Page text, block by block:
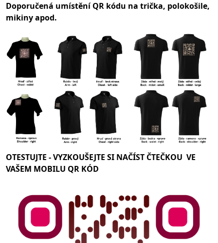
Doporučená umístění QR kódu na trička, polokošile,
mikiny apod.
OTESTUJTE -VYZKOUŠEJTE SI NAČÍST ČTEČKOU VE
VAŠEM MOBILU QR KÓD